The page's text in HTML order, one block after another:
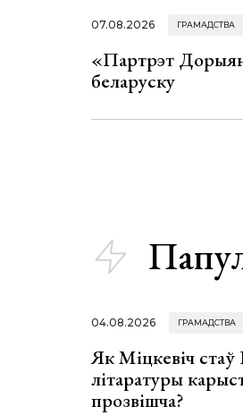
07.08.2026 ГРАМАДСТВА
«Партрэт
беларуску
04.08.2026 ГРАМАДСТВА
Як Міцкевіч стаў
літаратуры
прозвішча?